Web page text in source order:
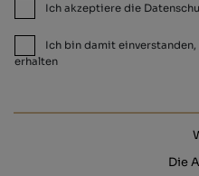
Ich akzeptiere die
Ich bin damit
erhalten
Die